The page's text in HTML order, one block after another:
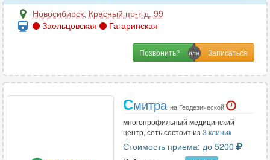
Новосибирск, Красный пр-т д. 99
Заельцовская
Гагаринская
Позвонить?
Смитра на Геодезической
многопрофильный медицинский
центр, сеть состоит из 3 клиник
Стоимость приема: до 5200